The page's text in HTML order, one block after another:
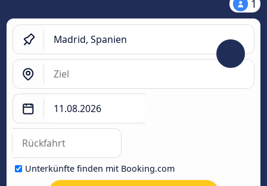
1
Unterkünfte finden mit Booking.com